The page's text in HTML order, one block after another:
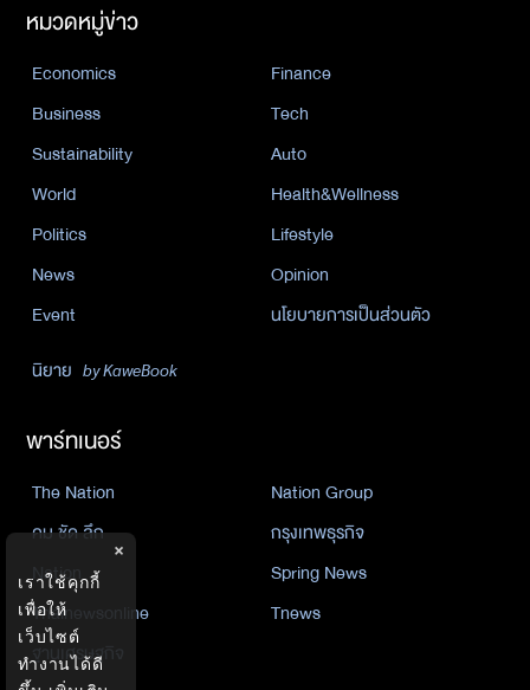
หมวดหมู่ข่าว
Economics
Finance
Business
Tech
Sustainability
Auto
World
Health&Wellness
Politics
Lifestyle
News
Opinion
Event
นโยบายการเป็นส่วนตัว
นิยาย by KaweBook
พาร์ทเนอร์
The Nation
Nation Group
คม ชัด ลึก
กรุงเทพธุรกิจ
Nation
Spring News
Thainewsonline
Tnews
ฐานเศรษฐกิจ
×
เราใช้คุกกี้
เพื่อให้
เว็บไซต์
ทำงานได้ดี